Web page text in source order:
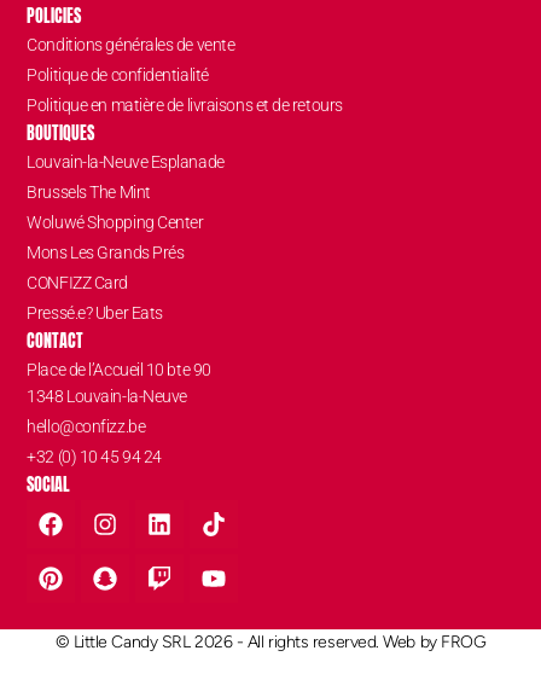
POLICIES
Conditions générales de vente
Politique de confidentialité
Politique en matière de livraisons et de retours
BOUTIQUES
Louvain-la-Neuve Esplanade
Brussels The Mint
Woluwé Shopping Center
Mons Les Grands Prés
CONFIZZ Card
Pressé.e? Uber Eats
CONTACT
Place de l’Accueil 10 bte 90
1348 Louvain-la-Neuve
hello@confizz.be
+32 (0) 10 45 94 24
SOCIAL
© Little Candy SRL 2026 - All rights reserved. Web by FROG